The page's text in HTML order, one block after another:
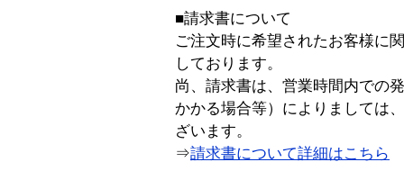
■請求書について
ご注文時に希望されたお客様に
しております。
尚、請求書は、営業時間内での
かかる場合等）によりましては
ざいます。
⇒請求書について詳細はこちら